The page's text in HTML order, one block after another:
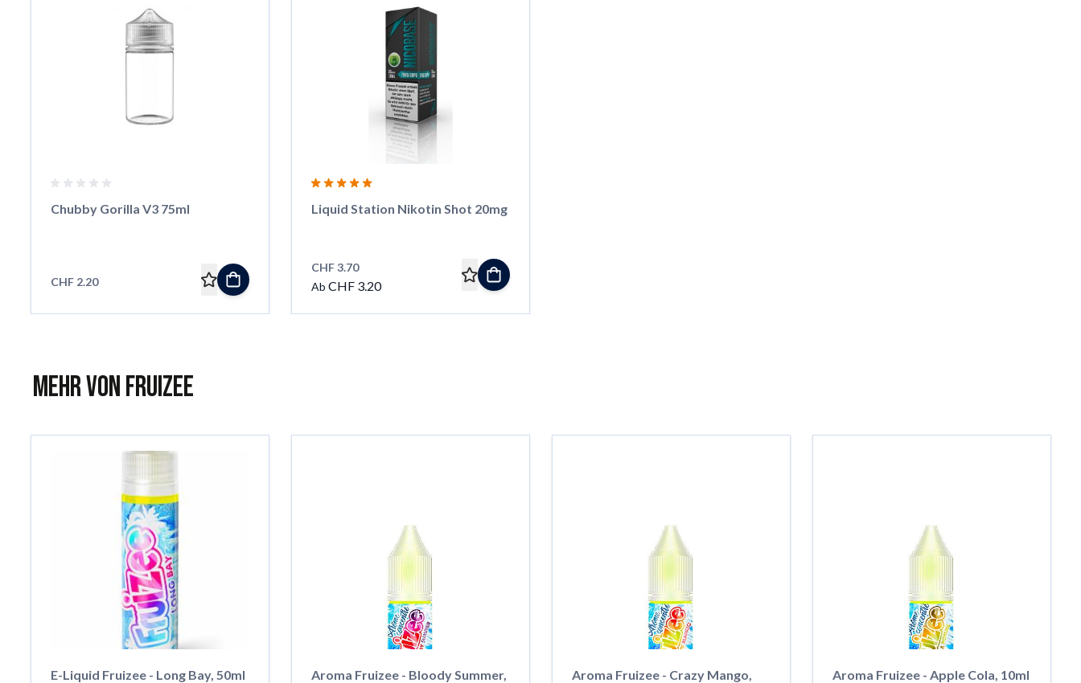
Chubby Gorilla V3 75ml
CHF 2.20
Liquid Station Nikotin Shot 20mg
CHF 3.70
Ab CHF 3.20
Mehr von Fruizee
E-Liquid Fruizee - Long Bay, 50ml
Aroma Fruizee - Bloody Summer,
Aroma Fruizee - Crazy Mango,
Aroma Fruizee - Apple Cola, 10ml